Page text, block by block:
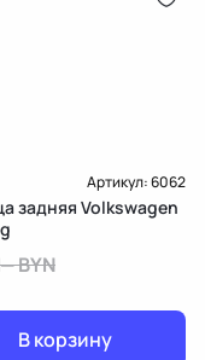
Артикул:6062
задняя Volkswagen
—BYN
В корзину